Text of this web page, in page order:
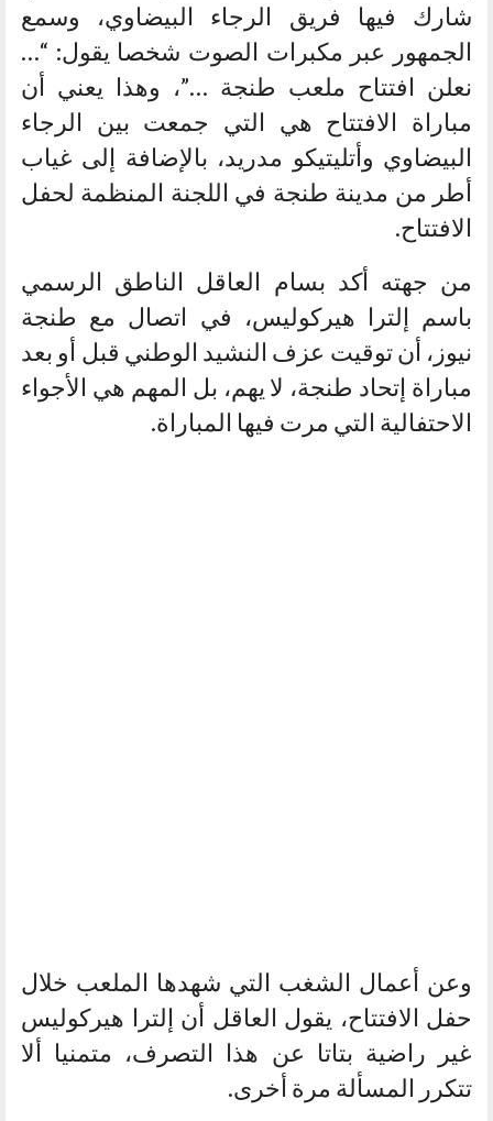
شارك فيها فريق الرجاء البيضاوي، وسمع
الجمهور عبر مكبرات الصوت شخصا يقول: “…
نعلن افتتاح ملعب طنجة …”، وهذا يعني أن
مباراة الافتتاح هي التي جمعت بين الرجاء
البيضاوي وأتليتيكو مدريد، بالإضافة إلى غياب
أطر من مدينة طنجة في اللجنة المنظمة لحفل
الافتتاح.
من جهته أكد بسام العاقل الناطق الرسمي
باسم إلترا هيركوليس، في اتصال مع طنجة
نيوز، أن توقيت عزف النشيد الوطني قبل أو بعد
مباراة إتحاد طنجة، لا يهم، بل المهم هي الأجواء
الاحتفالية التي مرت فيها المباراة.
وعن أعمال الشغب التي شهدها الملعب خلال
حفل الافتتاح، يقول العاقل أن إلترا هيركوليس
غير راضية بتاتا عن هذا التصرف، متمنيا ألا
تتكرر المسألة مرة أخرى.